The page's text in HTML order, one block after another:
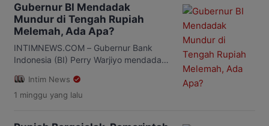
Gubernur BI Mendadak
Mundur di Tengah Rupiah
Melemah, Ada Apa?
INTIMNEWS.COM – Gubernur Bank
Indonesia (BI) Perry Warjiyo mendadak
tengah tekanan terhadap nilai tukar
rupiah. Keputusan tersebut
Intim News
1 minggu yang lalu